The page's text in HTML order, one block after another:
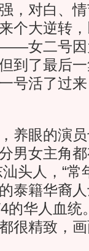
，对白、
个大逆转
女二号因
到了最后
号活了过
眼的演员
男女主角
头人，“常
泰籍华裔
的华人血统
很精致，